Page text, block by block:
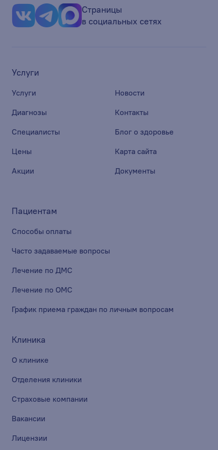
Страницы
в социальных сетях
Услуги
Услуги
Диагнозы
Специалисты
Цены
Акции
Новости
Контакты
Блог о здоровье
Карта сайта
Документы
Пациентам
Способы оплаты
Часто задаваемые вопросы
Лечение по ДМС
Лечение по ОМС
График приема граждан по личным вопросам
Клиника
О клинике
Отделения клиники
Страховые компании
Вакансии
Лицензии